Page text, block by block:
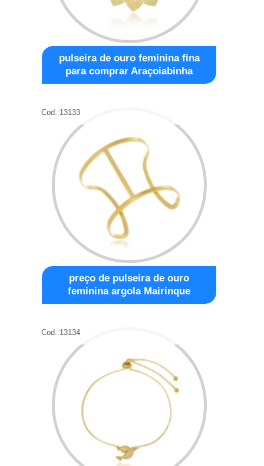
pulseira de ouro feminina fina
para comprar Araçoiabinha
Cod.:13133
preço de pulseira de ouro
feminina argola Mairinque
Cod.:13134